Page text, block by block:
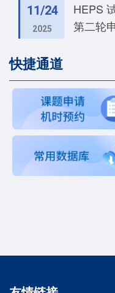
11/24
2025
HEPS
第二轮
快捷通道